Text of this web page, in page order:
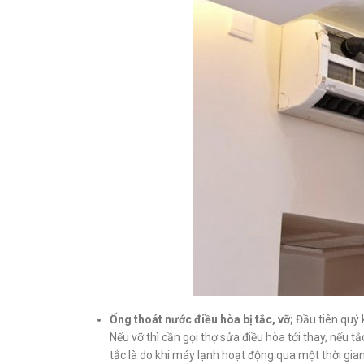
Ống thoát nước điều hòa bị tắc, vỡ; Đầu tiên quý
Nếu vỡ thì cần gọi thợ sửa điều hòa tới thay, nếu
tắc là do khi máy lạnh hoạt động qua một thời